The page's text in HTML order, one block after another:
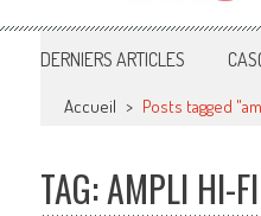
Blog Cobra
Toute l'actu Image & Son !
DERNIERS ARTICLES
Accueil > Posts tagged
TAG: AMPLI HI-FI